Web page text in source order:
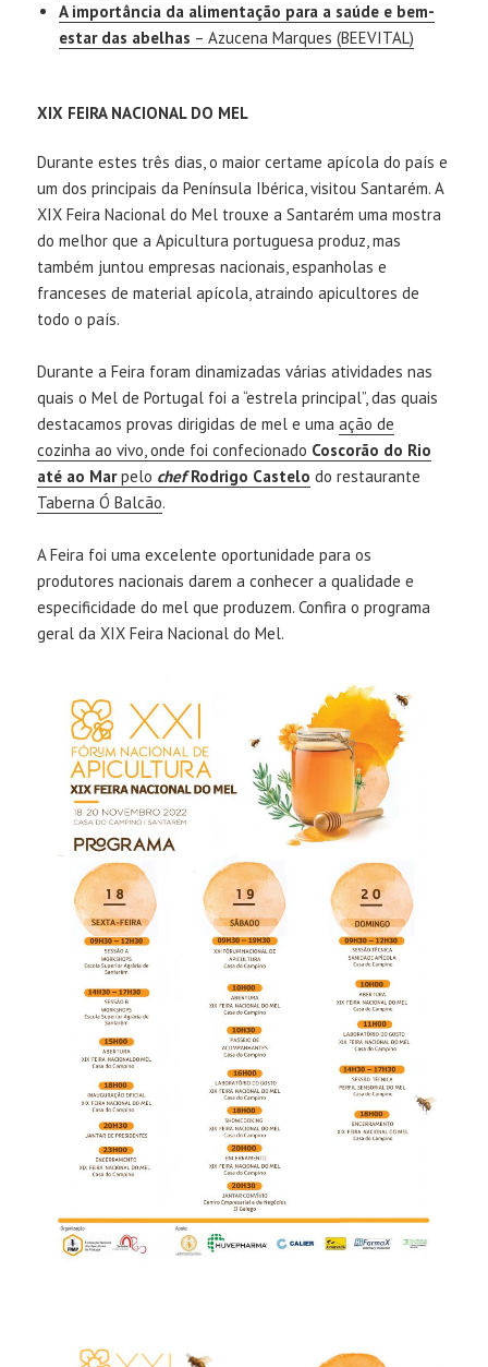
A importância da alimentação para a saúde e bem-
estar das abelhas – Azucena Marques (BEEVITAL)
XIX FEIRA NACIONAL DO MEL
Durante estes três dias, o maior certame apícola do país e
um dos principais da Península Ibérica, visitou Santarém. A
XIX Feira Nacional do Mel trouxe a Santarém uma mostra
do melhor que a Apicultura portuguesa produz, mas
também juntou empresas nacionais, espanholas e
franceses de material apícola, atraindo apicultores de
todo o país.
Durante a Feira foram dinamizadas várias atividades nas
quais o Mel de Portugal foi a “estrela principal”, das quais
destacamos provas dirigidas de mel e umaação de
cozinha ao vivo, onde foi confecionado Coscorão do Rio
até ao Marpelo chefRodrigo Castelo do restaurante
Taberna Ó Balcão.
A Feira foi uma excelente oportunidade para os
produtores nacionais darem a conhecer a qualidade e
especificidade do mel que produzem. Confira o programa
geral da XIX Feira Nacional do Mel.